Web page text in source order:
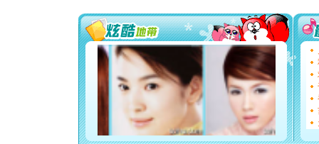
你太多，
要平安
[圣诞节]
能正大
都要快乐
[圣诞节]
如意,快
[元旦]
看
断电。
你是我
[元旦]如